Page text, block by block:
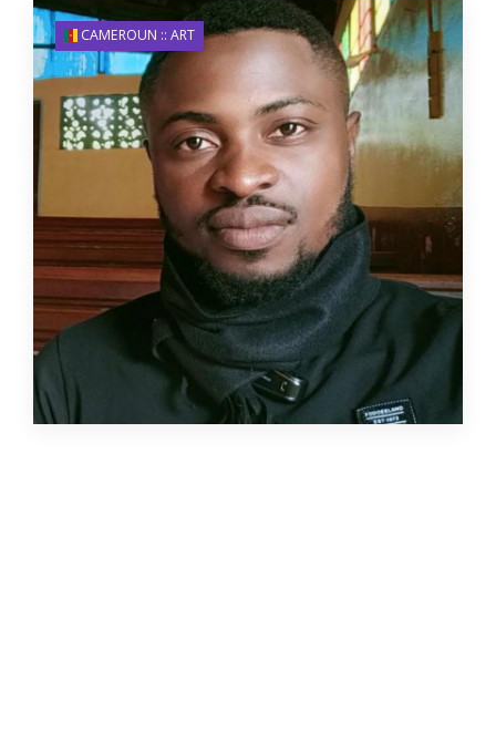
CAMEROUN :: ART